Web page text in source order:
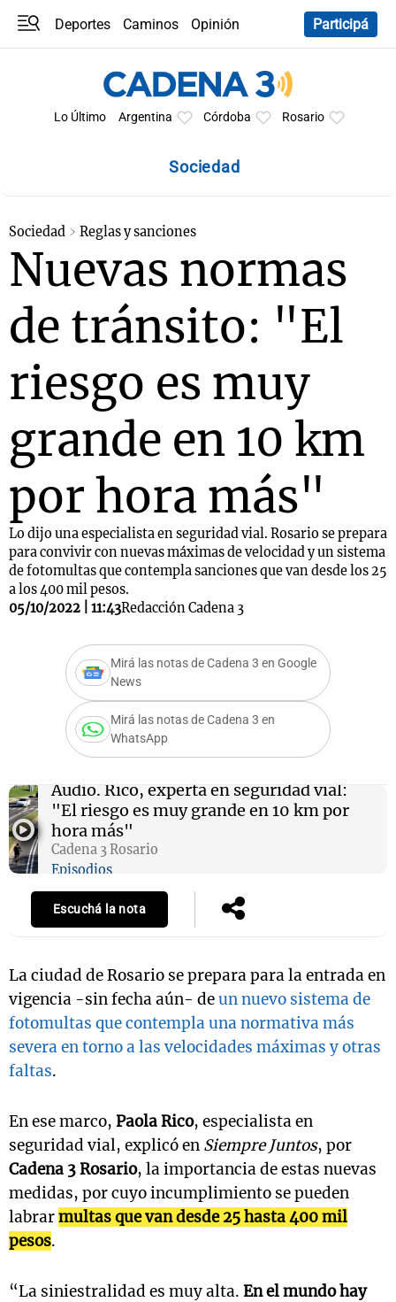
Deportes Caminos
Opinión
Participá
Lo Último Argentina Córdoba Rosario
Sociedad
Sociedad Reglas y sanciones
Nuevas normas
de tránsito: "El
riesgo es muy
grande en 10 km
por hora más"
Lo dijo una especialista en seguridad vial. Rosario se prepara
para convivir con nuevas máximas de velocidad y un sistema
de fotomultas que contempla sanciones que van desde los 25
a los 400 mil pesos.
05/10/2022 | 11:43Redacción Cadena 3
Mirá las notas de Cadena 3 en Google
News
Mirá las notas de Cadena 3 en
WhatsApp
Audio. Rico, experta en seguridad vial:
"El riesgo es muy grande en 10 km por
hora más"
Cadena 3 Rosario
Episodios
Escuchá la nota
La ciudad de Rosario se prepara para la entrada en
vigencia -sin fecha aún- deun nuevo sistema de
fotomultas que contempla una normativa más
severa en torno a las velocidades máximas y otras
faltas.
En ese marco, Paola Rico, especialista en
seguridad vial, explicó en Siempre Juntos, por
Cadena 3 Rosario, la importancia de estas nuevas
medidas, por cuyo incumplimiento se pueden
labrarmultas que van desde 25 hasta 400 mil
pesos.
“La siniestralidad es muy alta. En el mundo hay
Notas
Mundial 2026